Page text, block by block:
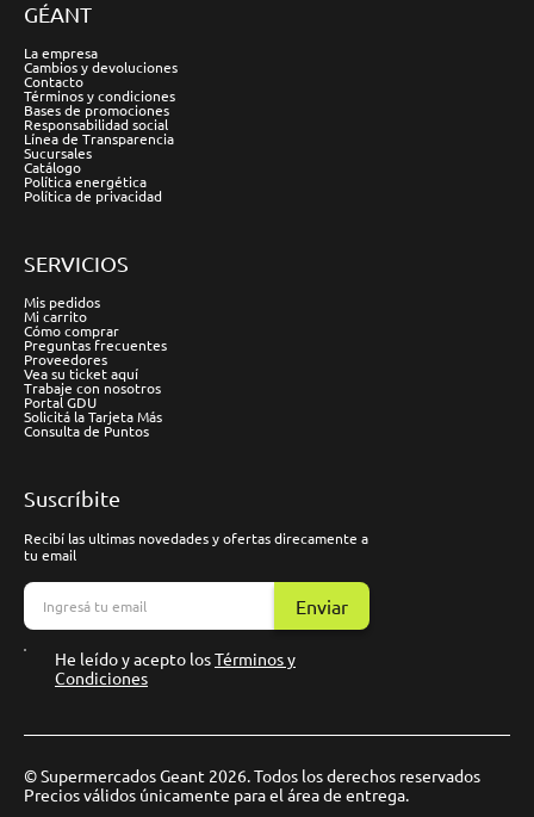
GÉANT
La empresa
Cambios y devoluciones
Contacto
Términos y condiciones
Bases de promociones
Responsabilidad social
Línea de Transparencia
Sucursales
Catálogo
Política energética
Política de privacidad
SERVICIOS
Mis pedidos
Mi carrito
Cómo comprar
Preguntas frecuentes
Proveedores
Vea su ticket aquí
Trabaje con nosotros
Portal GDU
Solicitá la Tarjeta Más
Consulta de Puntos
Suscríbite
Recibí las ultimas novedades y ofertas direcamente a
tu email
Enviar
He leído y acepto losTérminos y
Condiciones
© Supermercados Geant 2026. Todos los derechos reservados
Precios válidos únicamente para el área de entrega.